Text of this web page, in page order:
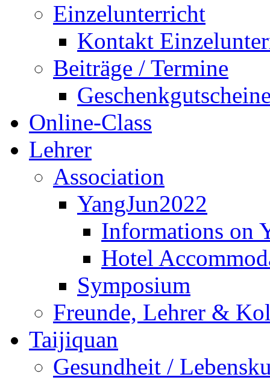
Einzelunterricht
Kontakt
Beiträge / Termine
Online-Class
Lehrer
Association
YangJun2022
Informations on
Hotel
Symposium
Freunde, Lehrer &
Taijiquan
Gesundheit /